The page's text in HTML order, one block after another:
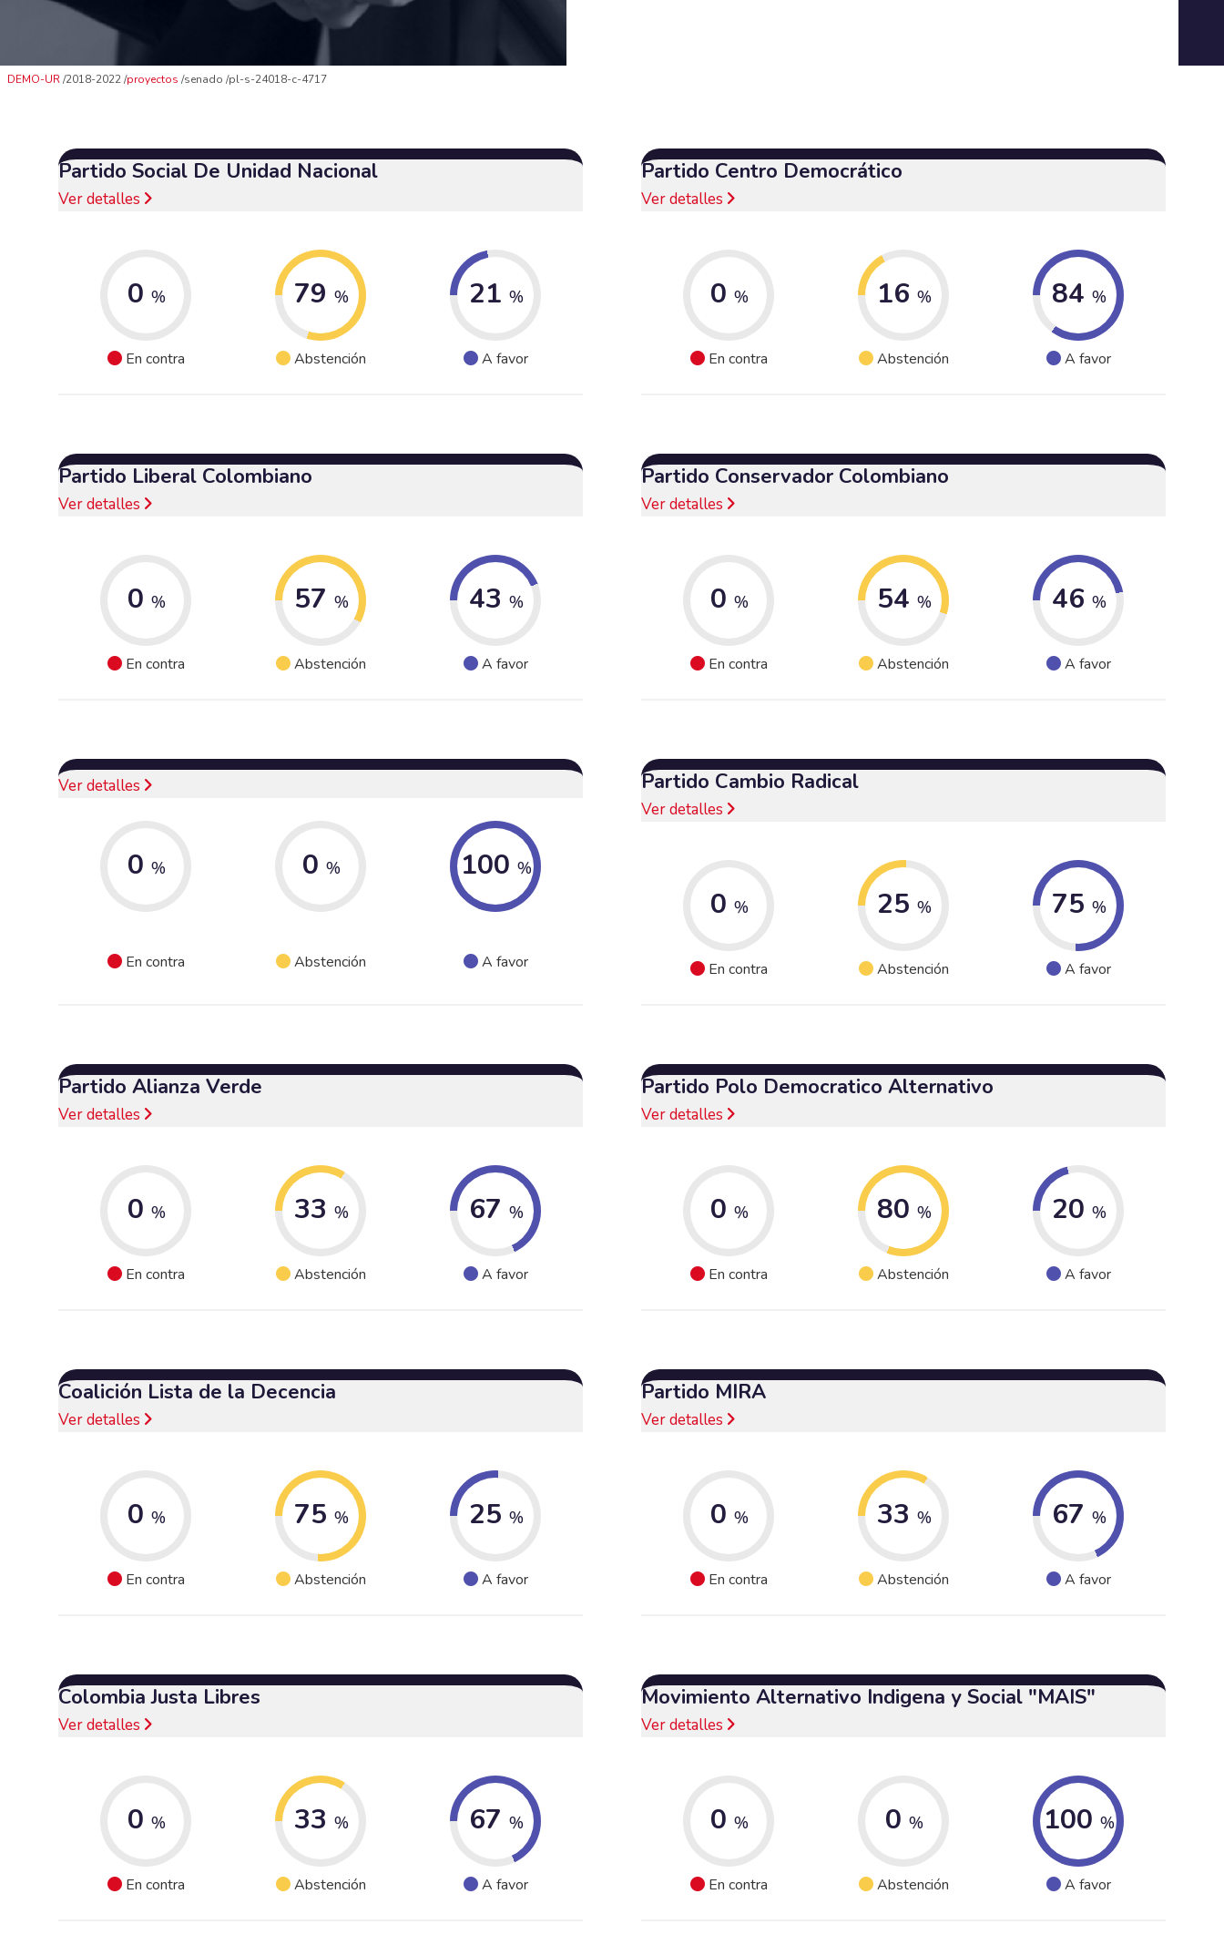
DEMO-UR 2018-2022 proyectos senado pl-s-24018-c-4717
Partido Social De Unidad Nacional
Ver detalles
0 %
En contra
79 %
Abstención
21 %
A favor
Partido Centro Democrático
Ver detalles
0 %
En contra
16 %
Abstención
84 %
A favor
Partido Liberal Colombiano
Ver detalles
0 %
En contra
57 %
Abstención
43 %
A favor
Partido Conservador Colombiano
Ver detalles
0 %
En contra
54 %
Abstención
46 %
A favor
Ver detalles
0 %
En contra
0 %
Abstención
100 %
A favor
Partido Cambio Radical
Ver detalles
0 %
En contra
25 %
Abstención
75 %
A favor
Partido Alianza Verde
Ver detalles
0 %
En contra
33 %
Abstención
67 %
A favor
Partido Polo Democratico Alternativo
Ver detalles
0 %
En contra
80 %
Abstención
20 %
A favor
Coalición Lista de la Decencia
Ver detalles
0 %
En contra
75 %
Abstención
25 %
A favor
Partido MIRA
Ver detalles
0 %
En contra
33 %
Abstención
67 %
A favor
Colombia Justa Libres
Ver detalles
0 %
En contra
33 %
Abstención
67 %
A favor
Movimiento Alternativo Indigena y Social "MAIS"
Ver detalles
0 %
En contra
0 %
Abstención
100 %
A favor